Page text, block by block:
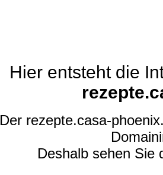
Hier entsteht die
Der rezepte.casa-
Deshalb sehen Sie